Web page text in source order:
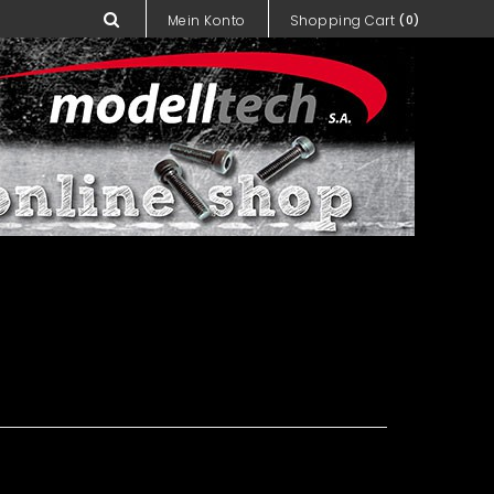
Shopping Cart (0)
Mein Konto